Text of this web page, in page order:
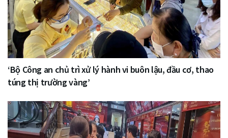
‘Bộ Công an chủ trì xử lý hành vi buôn lậu, đầu cơ, thao
túng thị trường vàng’